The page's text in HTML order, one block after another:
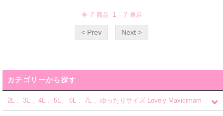
全 7 商品 1 - 7 表示
< Prev Next >
カテゴリーから探す
2L 、3L 、4L 、5L、 6L 、7L 、ゆったりサイズ Lovely Maxicimam